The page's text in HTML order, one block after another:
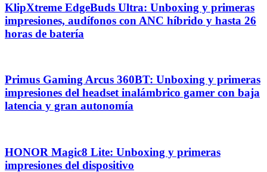
KlipXtreme EdgeBuds Ultra: Unboxing y primeras
impresiones, audífonos con ANC híbrido y hasta 26
horas de batería
Primus Gaming Arcus 360BT: Unboxing y primeras
impresiones del headset inalámbrico gamer con baja
latencia y gran autonomía
HONOR Magic8 Lite: Unboxing y primeras
impresiones del dispositivo